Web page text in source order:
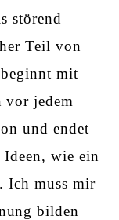
störend
Teil von
mit
vor jedem
und endet
wie ein
Ich muss mir
bilden